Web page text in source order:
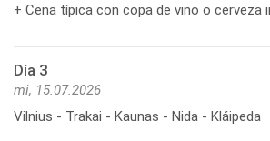
+ Cena típica con copa de vino o cerveza
Día 3
mi, 15.07.2026
Vilnius - Trakai - Kaunas - Nida - Kláipeda